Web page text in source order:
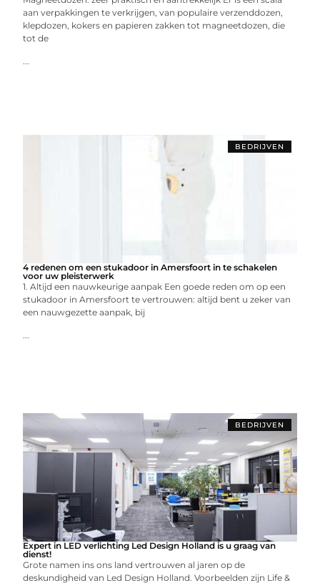
aan verpakkingen te verkrijgen, van populaire verzenddozen,
klepdozen, kokers en papieren zakken tot magneetdozen, die
tot de
...
BEDRIJVEN
4 redenen om een stukadoor in Amersfoort in te schakelen
voor uw pleisterwerk
1. Altijd een nauwkeurige aanpak Een goede reden om op een
stukadoor in Amersfoort te vertrouwen: altijd bent u zeker van
een nauwgezette aanpak, bij
...
BEDRIJVEN
Expert in LED verlichting Led Design Holland is u graag van
dienst!
Grote namen ins ons land vertrouwen al jaren op de
deskundigheid van Led Design Holland. Voorbeelden zijn Life &